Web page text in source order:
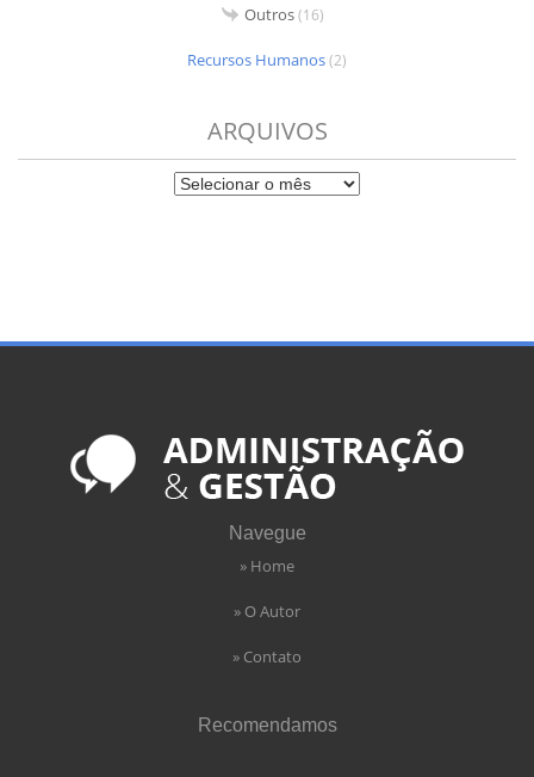
Outros(16)
Recursos Humanos(2)
ARQUIVOS
Navegue
» Home
» O Autor
» Contato
Recomendamos